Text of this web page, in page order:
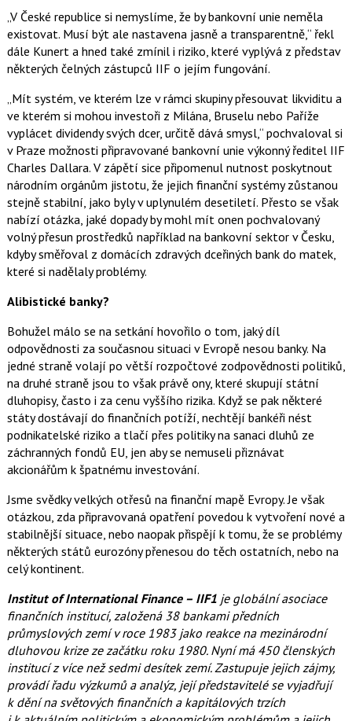
„V České republice si nemyslíme, že by bankovní unie neměla
existovat. Musí být ale nastavena jasně a transparentně,“ řekl
dále Kunert a hned také zmínil i riziko, které vyplývá z představ
některých čelných zástupců IIF o jejím fungování.
„Mít systém, ve kterém lze v rámci skupiny přesouvat likviditu a
ve kterém si mohou investoři z Milána, Bruselu nebo Paříže
vyplácet dividendy svých dcer, určitě dává smysl,“ pochvaloval si
v Praze možnosti připravované bankovní unie výkonný ředitel IIF
Charles Dallara. V zápětí sice připomenul nutnost poskytnout
národním orgánům jistotu, že jejich finanční systémy zůstanou
stejně stabilní, jako byly v uplynulém desetiletí. Přesto se však
nabízí otázka, jaké dopady by mohl mít onen pochvalovaný
volný přesun prostředků například na bankovní sektor v Česku,
kdyby směřoval z domácích zdravých dceřiných bank do matek,
které si nadělaly problémy.
Alibistické banky?
Bohužel málo se na setkání hovořilo o tom, jaký díl
odpovědnosti za současnou situaci v Evropě nesou banky. Na
jedné straně volají po větší rozpočtové zodpovědnosti politiků,
na druhé straně jsou to však právě ony, které skupují státní
dluhopisy, často i za cenu vyššího rizika. Když se pak některé
státy dostávají do finančních potíží, nechtějí bankéři nést
podnikatelské riziko a tlačí přes politiky na sanaci dluhů ze
záchranných fondů EU, jen aby se nemuseli přiznávat
akcionářům k špatnému investování.
Jsme svědky velkých otřesů na finanční mapě Evropy. Je však
otázkou, zda připravovaná opatření povedou k vytvoření nové a
stabilnější situace, nebo naopak přispějí k tomu, že se problémy
některých států eurozóny přenesou do těch ostatních, nebo na
celý kontinent.
Institut of International Finance – IIF1 je globální asociace
finančních institucí, založená 38 bankami předních
průmyslových zemí v roce 1983 jako reakce na mezinárodní
dluhovou krize ze začátku roku 1980. Nyní má 450 členských
institucí z více než sedmi desítek zemí. Zastupuje jejich zájmy,
provádí řadu výzkumů a analýz, její představitelé se vyjadřují
k dění na světových finančních a kapitálových trzích